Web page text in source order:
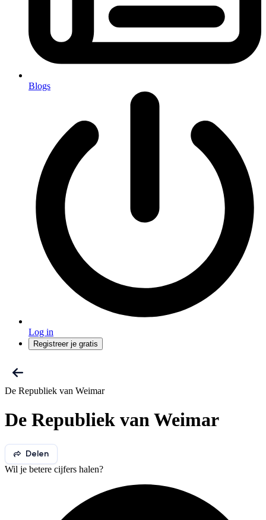
Blogs
Log in
Registreer je gratis
De Republiek van Weimar
De Republiek van Weimar
Delen
Wil je betere cijfers halen?